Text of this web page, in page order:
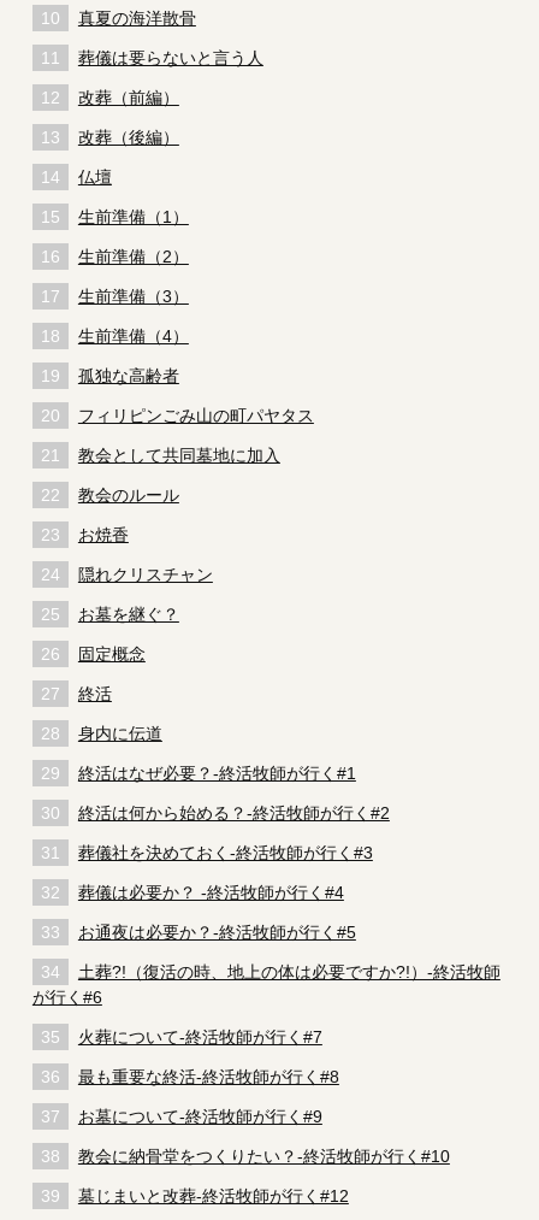
真夏の海洋散骨
葬儀は要らないと言う人
改葬（前編）
改葬（後編）
仏壇
生前準備（1）
生前準備（2）
生前準備（3）
生前準備（4）
孤独な高齢者
フィリピンごみ山の町パヤタス
教会として共同墓地に加入
教会のルール
お焼香
隠れクリスチャン
お墓を継ぐ？
固定概念
終活
身内に伝道
終活はなぜ必要？-終活牧師が行く#1
終活は何から始める？-終活牧師が行く#2
葬儀社を決めておく-終活牧師が行く#3
葬儀は必要か？ -終活牧師が行く#4
お通夜は必要か？-終活牧師が行く#5
土葬?!（復活の時、地上の体は必要ですか?!）-終活牧師
が行く#6
火葬について-終活牧師が行く#7
最も重要な終活-終活牧師が行く#8
お墓について-終活牧師が行く#9
教会に納骨堂をつくりたい？-終活牧師が行く#10
墓じまいと改葬-終活牧師が行く#12